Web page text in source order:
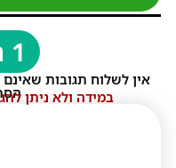
1 תגובות
אין לשלוח תגובות
במידה ולא ניתן